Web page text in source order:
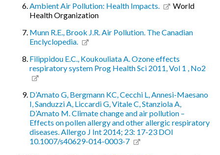
Ambient Air Pollution: Health Impacts.
World
Health Organization
Munn R.E., Brook J.R. Air Pollution. The Canadian
Enclyclopedia.
Filippidou E.C., Koukouliata A. Ozone effects
respiratory system Prog Health Sci 2011, Vol 1 , No2
D’Amato G, Bergmann KC, Cecchi L, Annesi-Maesano
I, Sanduzzi A, Liccardi G, Vitale C, Stanziola A,
D’Amato M. Climate change and air pollution –
Effects on pollen allergy and other allergic respiratory
diseases. Allergo J Int 2014; 23: 17-23 DOI
10.1007/s40629-014-0003-7